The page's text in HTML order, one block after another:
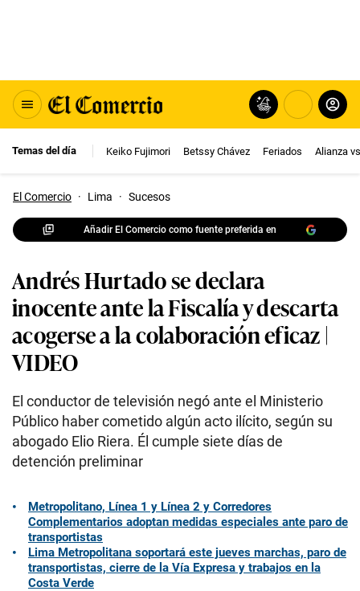
Temas del día Keiko Fujimori Betssy Chávez Feriados Alianza
El Comercio · Lima · Sucesos
Añadir El Comercio como fuente preferida en
Andrés Hurtado se declara
inocente ante la Fiscalía y descarta
acogerse a la colaboración eficaz |
VIDEO
El conductor de televisión negó ante el Ministerio
Público haber cometido algún acto ilícito, según su
abogado Elio Riera. Él cumple siete días de
detención preliminar
Metropolitano, Línea 1 y Línea 2 y Corredores
Complementarios adoptan medidas especiales ante paro de
transportistas
Lima Metropolitana soportará este jueves marchas, paro de
transportistas, cierre de la Vía Expresa y trabajos en la
Costa Verde